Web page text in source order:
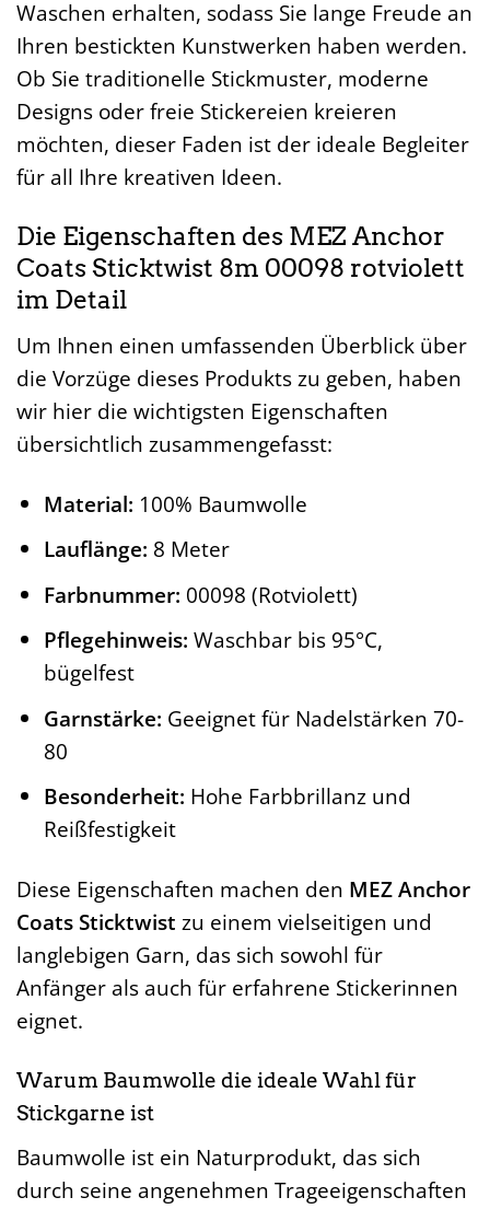
Waschen erhalten, sodass Sie lange Freude an
Ihren bestickten Kunstwerken haben werden.
Ob Sie traditionelle Stickmuster, moderne
Designs oder freie Stickereien kreieren
möchten, dieser Faden ist der ideale Begleiter
für all Ihre kreativen Ideen.
Die Eigenschaften des MEZ Anchor
Coats Sticktwist 8m 00098 rotviolett
im Detail
Um Ihnen einen umfassenden Überblick über
die Vorzüge dieses Produkts zu geben, haben
wir hier die wichtigsten Eigenschaften
übersichtlich zusammengefasst:
Material: 100% Baumwolle
Lauflänge: 8 Meter
Farbnummer: 00098 (Rotviolett)
Pflegehinweis: Waschbar bis 95°C,
bügelfest
Garnstärke: Geeignet für Nadelstärken 70-
80
Besonderheit: Hohe Farbbrillanz und
Reißfestigkeit
Diese Eigenschaften machen den MEZ Anchor
Coats Sticktwist zu einem vielseitigen und
langlebigen Garn, das sich sowohl für
Anfänger als auch für erfahrene Stickerinnen
eignet.
Warum Baumwolle die ideale Wahl für
Stickgarne ist
Baumwolle ist ein Naturprodukt, das sich
durch seine angenehmen Trageeigenschaften